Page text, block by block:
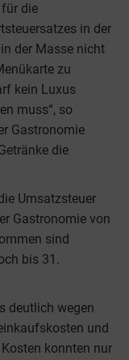
die
in der
der Masse nicht
zu
kein Luxus
muss“, so
Gastronomie
die
Umsatzsteuer
Gastronomie von
sind
bis 31.
deutlich wegen
und
konnten nur